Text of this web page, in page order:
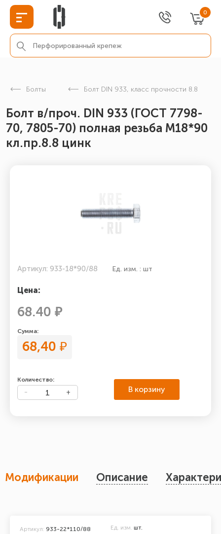
0
Болты Болт DIN 933, класс прочности 8.8
Болт в/проч. DIN 933 (ГОСТ 7798-
70, 7805-70) полная резьба М18*90
кл.пр.8.8 цинк
Артикул: 933-18*90/88 Ед. изм. : шт
Цена:
68.40 ₽
Сумма:
68,40 ₽
Количество:
В корзину
Модификации Описание
Артикул: 933-22*110/88 Ед. изм. шт.